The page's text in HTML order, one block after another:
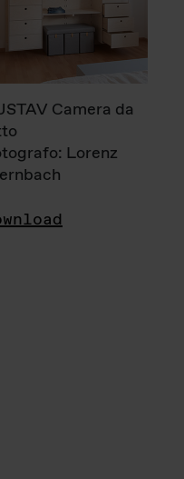
Camera da
Lorenz